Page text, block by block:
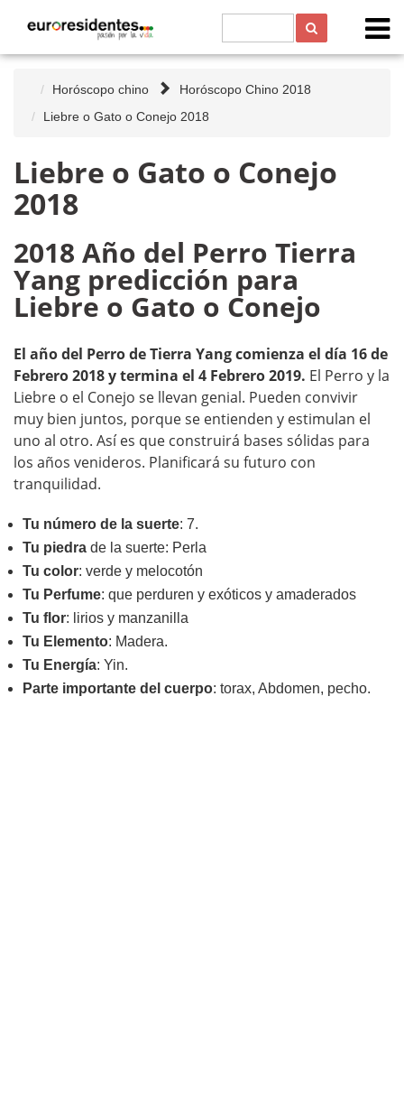
Horóscopo chino
Horóscopo Chino 2018
Liebre o Gato o Conejo 2018
Liebre o Gato o Conejo
2018
2018 Año del Perro Tierra
Yang predicción para
Liebre o Gato o Conejo
El año del Perro de Tierra Yang comienza el día 16 de
Febrero 2018 y termina el 4 Febrero 2019. El Perro y la
Liebre o el Conejo se llevan genial. Pueden convivir
muy bien juntos, porque se entienden y estimulan el
uno al otro. Así es que construirá bases sólidas para
los años venideros. Planificará su futuro con
tranquilidad.
Tu número de la suerte: 7.
Tu piedra de la suerte: Perla
Tu color: verde y melocotón
Tu Perfume: que perduren y exóticos y amaderados
Tu flor: lirios y manzanilla
Tu Elemento: Madera.
Tu Energía: Yin.
Parte importante del cuerpo: torax, Abdomen, pecho.